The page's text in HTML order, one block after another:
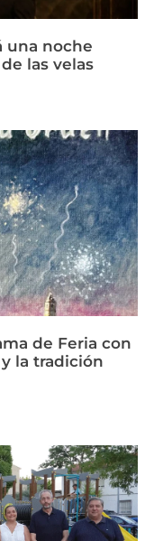
una noche
las velas
de Feria con
la tradición